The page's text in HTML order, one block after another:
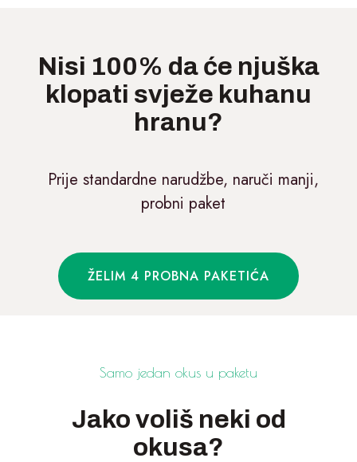
Nisi 100% da će njuška
klopati svježe kuhanu
hranu?
Prije standardne narudžbe, naruči manji,
probni paket
ŽELIM 4 PROBNA PAKETIĆA
Samo jedan okus u paketu
Jako voliš neki od
okusa?